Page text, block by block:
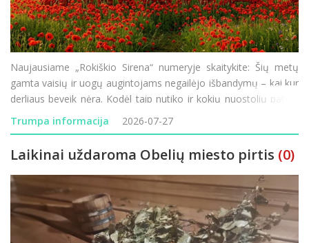
Naujausiame „Rokiškio Sirena“ numeryje skaitykite: Šių metų
gamta vaisių ir uogų augintojams negailėjo išbandymų – kai kur
derliaus beveik nėra. Kodėl taip nutiko ir kokių nuostolių patyrė
Rokiškio krašto ūkininkai? Minint 85-ąsias Holokausto
Trumpa informacija 2026-07-27
Laikinai uždaroma Obelių miesto pirtis (0)